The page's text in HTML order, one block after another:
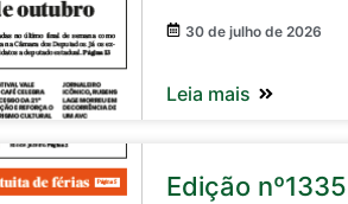
30 de julho de 2026
Leia mais
Edição nº1335